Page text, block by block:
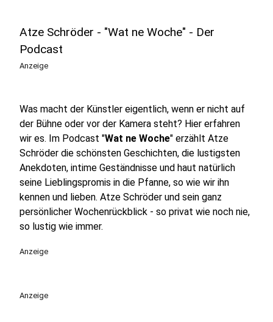
Atze Schröder - "Wat ne Woche" - Der
Podcast
Anzeige
Was macht der Künstler eigentlich, wenn er nicht auf
der Bühne oder vor der Kamera steht? Hier erfahren
wir es. Im Podcast "Wat ne Woche" erzählt Atze
Schröder die schönsten Geschichten, die lustigsten
Anekdoten, intime Geständnisse und haut natürlich
seine Lieblingspromis in die Pfanne, so wie wir ihn
kennen und lieben. Atze Schröder und sein ganz
persönlicher Wochenrückblick - so privat wie noch nie,
so lustig wie immer.
Anzeige
Anzeige